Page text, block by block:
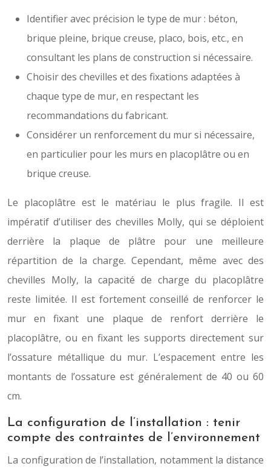
Identifier avec précision le type de mur : béton,
brique pleine, brique creuse, placo, bois, etc., en
consultant les plans de construction si nécessaire.
Choisir des chevilles et des fixations adaptées à
chaque type de mur, en respectant les
recommandations du fabricant.
Considérer un renforcement du mur si nécessaire,
en particulier pour les murs en placoplâtre ou en
brique creuse.
Le placoplâtre est le matériau le plus fragile. Il est
impératif d’utiliser des chevilles Molly, qui se déploient
derrière la plaque de plâtre pour une meilleure
répartition de la charge. Cependant, même avec des
chevilles Molly, la capacité de charge du placoplâtre
reste limitée. Il est fortement conseillé de renforcer le
mur en fixant une plaque de renfort derrière le
placoplâtre, ou en fixant les supports directement sur
l’ossature métallique du mur. L’espacement entre les
montants de l’ossature est généralement de 40 ou 60
cm.
La configuration de l’installation : tenir
compte des contraintes de l’environnement
La configuration de l’installation, notamment la distance